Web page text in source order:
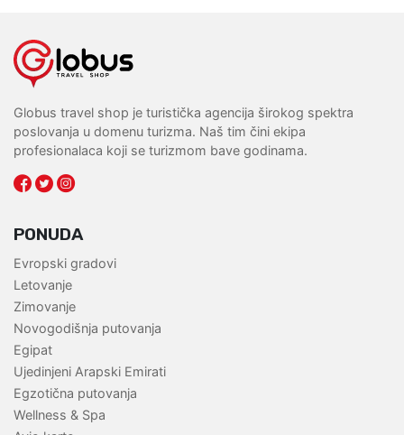
Globus travel shop je turistička agencija širokog spektra
poslovanja u domenu turizma. Naš tim čini ekipa
profesionalaca koji se turizmom bave godinama.
PONUDA
Evropski gradovi
Letovanje
Zimovanje
Novogodišnja putovanja
Egipat
Ujedinjeni Arapski Emirati
Egzotična putovanja
Wellness & Spa